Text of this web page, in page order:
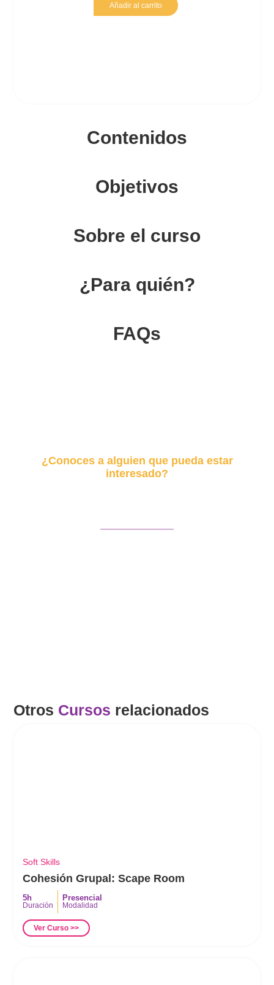
Añadir al carrito
Contenidos
Objetivos
Sobre el curso
¿Para quién?
FAQs
¿Conoces a alguien que pueda estar
interesado?
Otros Cursos relacionados
Soft Skills
Cohesión Grupal: Scape Room
5h
Duración
Presencial
Modalidad
Ver Curso >>